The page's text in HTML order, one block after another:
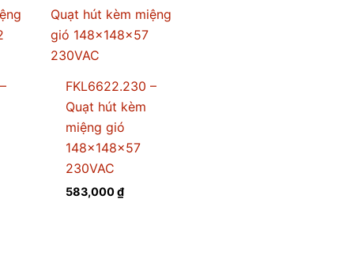
FKL6622.230 –
Quạt hút kèm
miệng gió
148x148x57
230VAC
583,000₫